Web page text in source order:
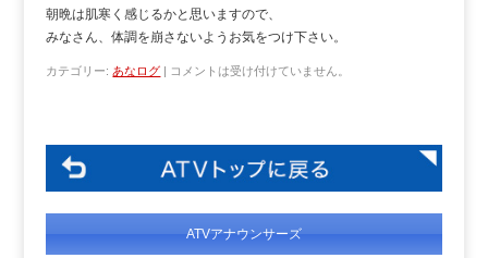
朝晩は肌寒く感じるかと思いますので、
みなさん、体調を崩さないようお気をつけ下さい。
カテゴリー: あなログ | コメントは受け付けていません。
ATVアナウンサーズ